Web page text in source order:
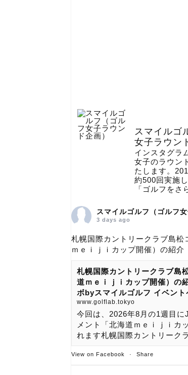
スマイルゴ
女子ラウン
インスタグラ
女子のラウン
たします。
約500回実施
「ゴルフをさ
スマイルゴルフ（ゴルフ女
3 days ago
札幌国際カントリークラブ島松
ｍｅｉｊｉカップ開催）の紹介
札幌国際カントリークラブ島
道ｍｅｉｊｉカップ開催）の
ボbyスマイルゴルフ イベント
www.golflab.tokyo
今回は、2026年8月の1週目に
メント「北海道ｍｅｉｊｉカ
れます札幌国際カントリーク
View on Facebook · Share